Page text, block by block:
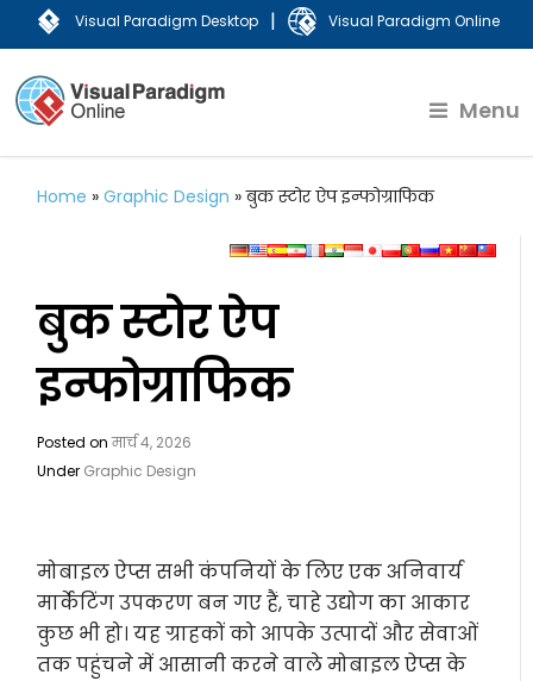
Visual Paradigm Desktop | Visual Paradigm Online
Menu
Home »Graphic Design »बुक स्टोर ऐप इन्फोग्राफिक
बुक स्टोर ऐप
इन्फोग्राफिक
Posted onमार्च 4, 2026
Under Graphic Design
मोबाइल ऐप्स सभी कंपनियों के लिए एक अनिवार्य
मार्केटिंग उपकरण बन गए हैं, चाहे उद्योग का आकार
कुछ भी हो। यह ग्राहकों को आपके उत्पादों और सेवाओं
तक पहुंचने में आसानी करने वाले मोबाइल ऐप्स के